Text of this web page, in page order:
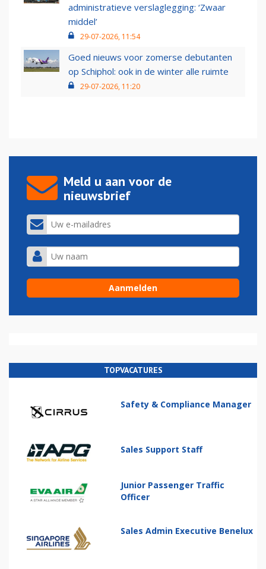
administratieve verslaglegging: ‘Zwaar
middel’
29-07-2026, 11:54
Goed nieuws voor zomerse debutanten
op Schiphol: ook in de winter alle ruimte
29-07-2026, 11:20
Meld u aan voor de
nieuwsbrief
TOPVACATURES
Safety & Compliance Manager
Sales Support Staff
Junior Passenger Traffic
Officer
Sales Admin Executive Benelux